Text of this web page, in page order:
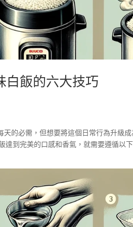
白飯的六大技巧
的必需，但想要將這個日常行為升級
達到完美的口感和香氣，就需要遵循以